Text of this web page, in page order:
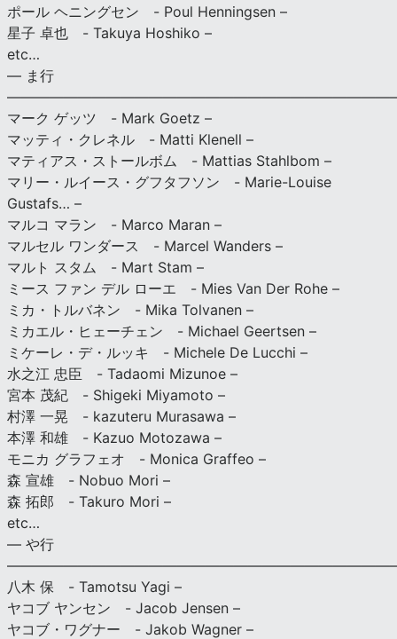
ポール ヘニングセン - Poul Henningsen –
星子 卓也 - Takuya Hoshiko –
etc…
— ま行
マーク ゲッツ - Mark Goetz –
マッティ・クレネル - Matti Klenell –
マティアス・ストールボム - Mattias Stahlbom –
マリー・ルイース・グフタフソン - Marie-Louise
Gustafs… –
マルコ マラン - Marco Maran –
マルセル ワンダース - Marcel Wanders –
マルト スタム - Mart Stam –
ミース ファン デル ローエ - Mies Van Der Rohe –
ミカ・トルバネン - Mika Tolvanen –
ミカエル・ヒェーチェン - Michael Geertsen –
ミケーレ・デ・ルッキ - Michele De Lucchi –
水之江 忠臣 - Tadaomi Mizunoe –
宮本 茂紀 - Shigeki Miyamoto –
村澤 一晃 - kazuteru Murasawa –
本澤 和雄 - Kazuo Motozawa –
モニカ グラフェオ - Monica Graffeo –
森 宣雄 - Nobuo Mori –
森 拓郎 - Takuro Mori –
etc…
— や行
八木 保 - Tamotsu Yagi –
ヤコブ ヤンセン - Jacob Jensen –
ヤコブ・ワグナー - Jakob Wagner –